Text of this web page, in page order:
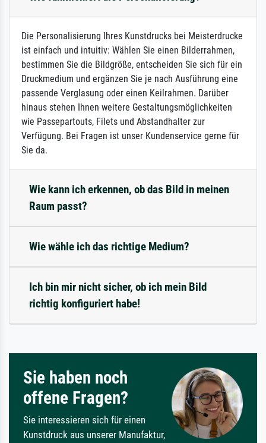
Die Personalisierung Ihres Kunstdrucks bei Meisterdrucke
ist einfach und intuitiv: Wählen Sie einen Bilderrahmen,
bestimmen Sie die Bildgröße, entscheiden Sie sich für ein
Druckmedium und ergänzen Sie je nach Ausführung eine
passende Verglasung oder einen Keilrahmen. Darüber
hinaus stehen Ihnen weitere Gestaltungsmöglichkeiten
wie Passepartouts, Filets und Abstandhalter zur
Verfügung. Bei Fragen ist unser Kundenservice gerne für
Sie da.
Wie kann ich erkennen, ob das Bild in meinen
Raum passt?
Wie wähle ich das richtige Medium?
Ich bin mir nicht sicher, ob ich mein Bild
richtig konfiguriert habe!
Sie haben noch
offene Fragen?
Sie interessieren sich für einen
Kunstdruck aus unserer Manufaktur,